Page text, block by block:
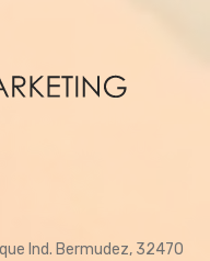
Ind. Bermudez, 32470